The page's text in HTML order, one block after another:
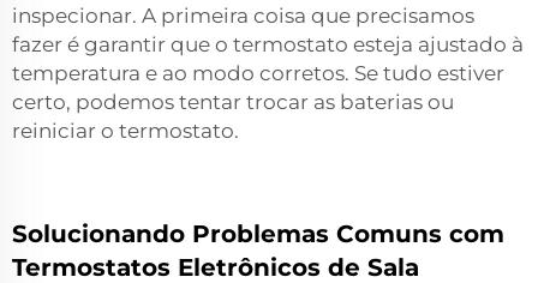
inspecionar. A primeira coisa que precisamos
fazer é garantir que o termostato esteja ajustado à
temperatura e ao modo corretos. Se tudo estiver
certo, podemos tentar trocar as baterias ou
reiniciar o termostato.
Solucionando Problemas Comuns com
Termostatos Eletrônicos de Sala